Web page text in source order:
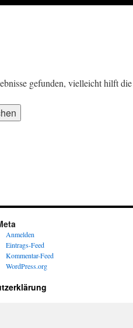
gefunden, vielleicht hilft
Anmelden
Eintrags-Feed
Kommentar-Feed
WordPress.org